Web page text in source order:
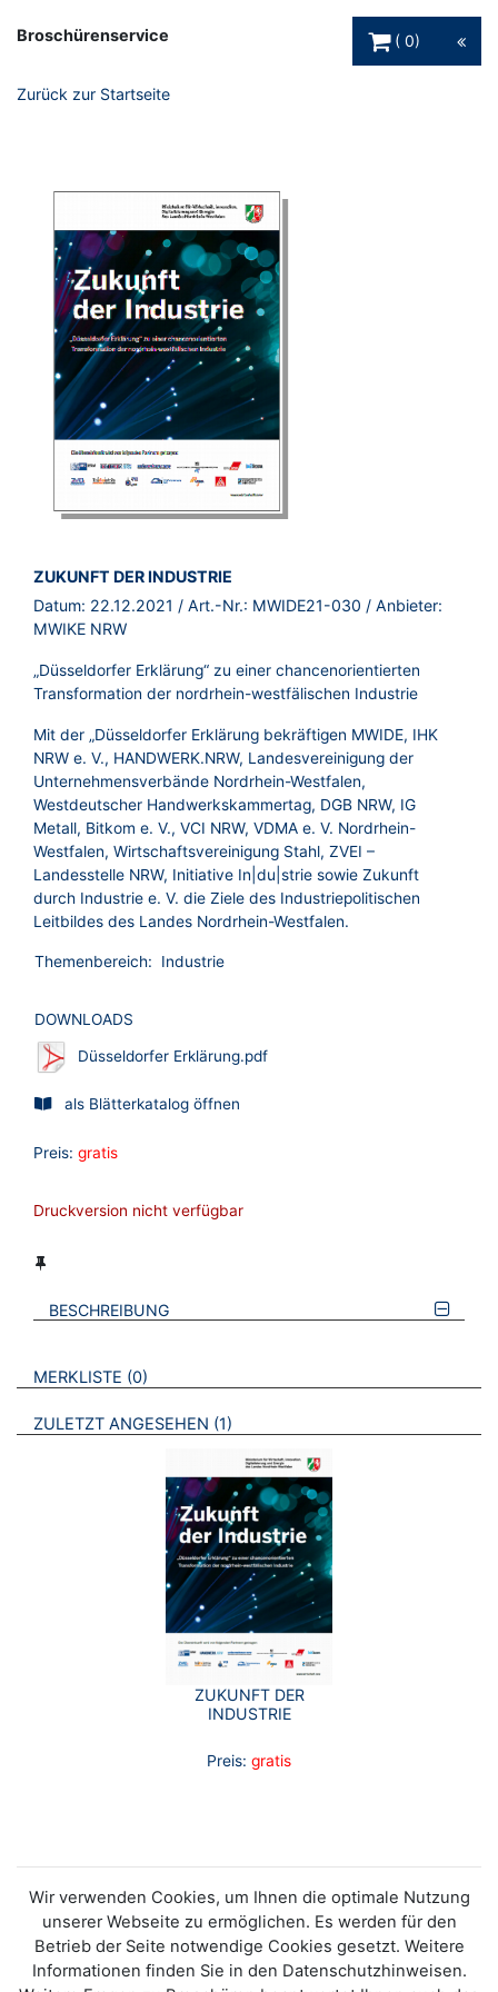
Broschürenservice
0
Zurück zur Startseite
BROSCHÜRE:
ZUKUNFT DER INDUSTRIE
Datum: 22.12.2021 / Art.-Nr.: MWIDE21-030 / Anbieter:
MWIKE NRW
„Düsseldorfer Erklärung“ zu einer chancenorientierten
Transformation der nordrhein-westfälischen Industrie
Mit der „Düsseldorfer Erklärung bekräftigen MWIDE, IHK
NRW e. V., HANDWERK.NRW, Landesvereinigung der
Unternehmensverbände Nordrhein-Westfalen,
Westdeutscher Handwerkskammertag, DGB NRW, IG
Metall, Bitkom e. V., VCI NRW, VDMA e. V. Nordrhein-
Westfalen, Wirtschaftsvereinigung Stahl, ZVEI –
Landesstelle NRW, Initiative In|du|strie sowie Zukunft
durch Industrie e. V. die Ziele des Industriepolitischen
Leitbildes des Landes Nordrhein-Westfalen.
Themenbereich: Industrie
DOWNLOADS
Düsseldorfer Erklärung.pdf
als Blätterkatalog öffnen
Preis: gratis
Druckversion nicht verfügbar
BESCHREIBUNG
VERWEISE AUF VERMERKTE- ODER ZULETZT ANGESEHENE
MERKLISTE 0 BROSCHÜREN
ZULETZT ANGESEHEN 1 BROSCHÜREN
ZUKUNFT DER
INDUSTRIE
Preis: gratis
Wir verwenden Cookies, um Ihnen die optimale Nutzung
unserer Webseite zu ermöglichen. Es werden für den
Betrieb der Seite notwendige Cookies gesetzt. Weitere
Informationen finden Sie in den Datenschutzhinweisen.